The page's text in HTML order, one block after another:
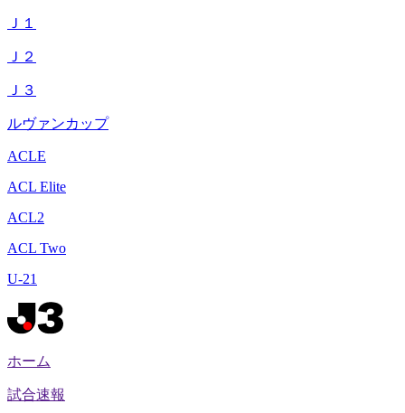
Ｊ１
Ｊ２
Ｊ３
ルヴァンカップ
ACLE
ACL Elite
ACL2
ACL Two
U-21
ホーム
試合速報